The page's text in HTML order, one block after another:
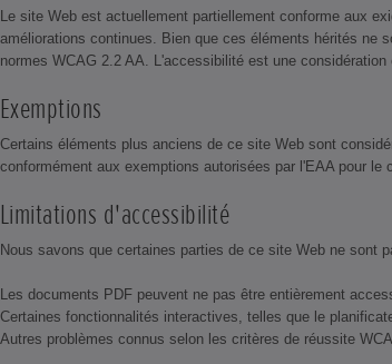
Le site Web est actuellement partiellement conforme aux
améliorations continues. Bien que ces éléments hérités ne
normes WCAG 2.2 AA. L'accessibilité est une
Exemptions
Certains éléments plus anciens de ce site Web sont
conformément aux exemptions autorisées par l'EAA pour le
Limitations d'accessibilité
Nous savons que certaines parties de ce site Web ne sont
Les documents PDF peuvent ne pas être entièrement
Certaines fonctionnalités interactives, telles que le
Autres problèmes connus selon les critères de réussite